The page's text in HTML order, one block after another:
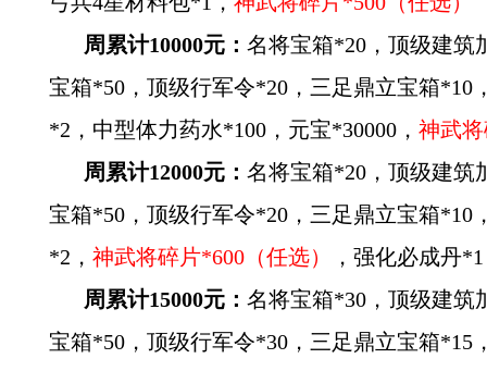
周累计10000元： 名将宝箱*20，顶级建筑
宝箱*50，顶级行军令*20，三足鼎立宝箱*10
*2，中型体力药水*100，元宝*30000， 神武
周累计12000元： 名将宝箱*20，顶级建筑
宝箱*50，顶级行军令*20，三足鼎立宝箱*10
*2， 神武将碎片*600（任选）
，强化必成丹*1
周累计15000元： 名将宝箱*30，顶级建筑
宝箱*50，顶级行军令*30，三足鼎立宝箱*15